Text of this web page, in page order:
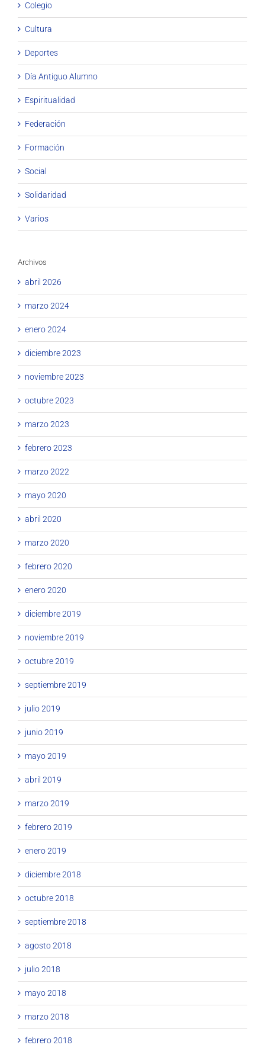
Colegio
Cultura
Deportes
Día Antiguo Alumno
Espiritualidad
Federación
Formación
Social
Solidaridad
Varios
Archivos
abril 2026
marzo 2024
enero 2024
diciembre 2023
noviembre 2023
octubre 2023
marzo 2023
febrero 2023
marzo 2022
mayo 2020
abril 2020
marzo 2020
febrero 2020
enero 2020
diciembre 2019
noviembre 2019
octubre 2019
septiembre 2019
julio 2019
junio 2019
mayo 2019
abril 2019
marzo 2019
febrero 2019
enero 2019
diciembre 2018
octubre 2018
septiembre 2018
agosto 2018
julio 2018
mayo 2018
marzo 2018
febrero 2018